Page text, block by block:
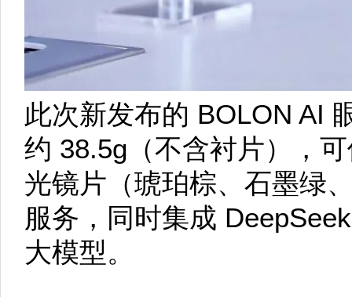
此次新发布的 BOLON AI
约 38.5g（不含衬片），
光镜片（琥珀棕、石墨绿
服务，同时集成
大模型。